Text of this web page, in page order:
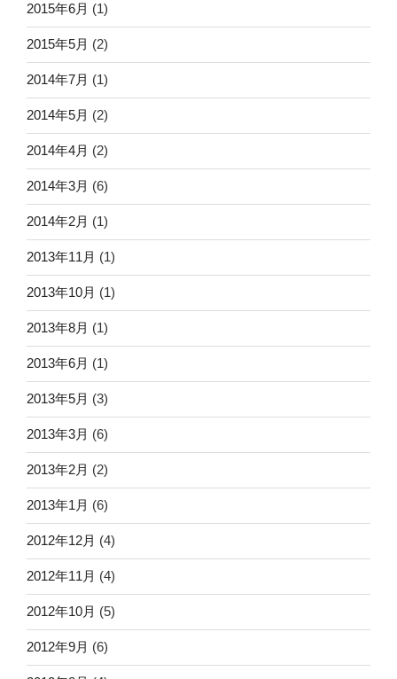
2015年6月 (1)
2015年5月 (2)
2014年7月 (1)
2014年5月 (2)
2014年4月 (2)
2014年3月 (6)
2014年2月 (1)
2013年11月 (1)
2013年10月 (1)
2013年8月 (1)
2013年6月 (1)
2013年5月 (3)
2013年3月 (6)
2013年2月 (2)
2013年1月 (6)
2012年12月 (4)
2012年11月 (4)
2012年10月 (5)
2012年9月 (6)